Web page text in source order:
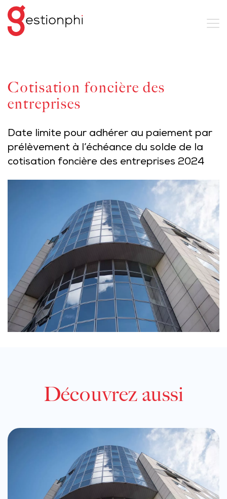
Cotisation foncière des
entreprises
Date limite pour adhérer au paiement par
prélèvement à l’échéance du solde de la
cotisation foncière des entreprises 2024
Découvrez aussi